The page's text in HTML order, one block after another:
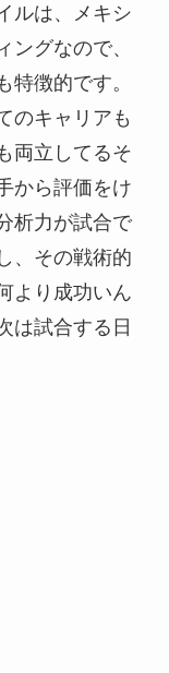
ルは、メキシ
ングなので、
特徴的です。
のキャリアも
両立してるそ
から評価をけ
析力が試合で
、その戦術的
より成功いん
は試合する日